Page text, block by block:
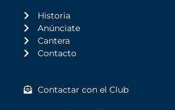
Historia
Anúnciate
Cantera
Contacto
Contactar con el Club